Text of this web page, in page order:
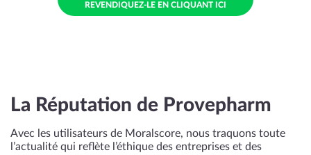
REVENDIQUEZ-LE EN CLIQUANT ICI
La Réputation de Provepharm
Avec les utilisateurs de Moralscore, nous traquons toute
l’actualité qui reflète l’éthique des entreprises et des